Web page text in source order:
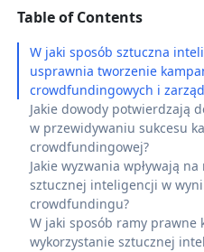
Table of Contents
W jaki sposób sztuczna
usprawnia tworzenie
crowdfundingowych i
Jakie dowody potwierdzają
w przewidywaniu sukcesu
crowdfundingowej?
Jakie wyzwania wpływają na
sztucznej inteligencji w
crowdfundingu?
W jaki sposób ramy prawne
wykorzystanie sztucznej